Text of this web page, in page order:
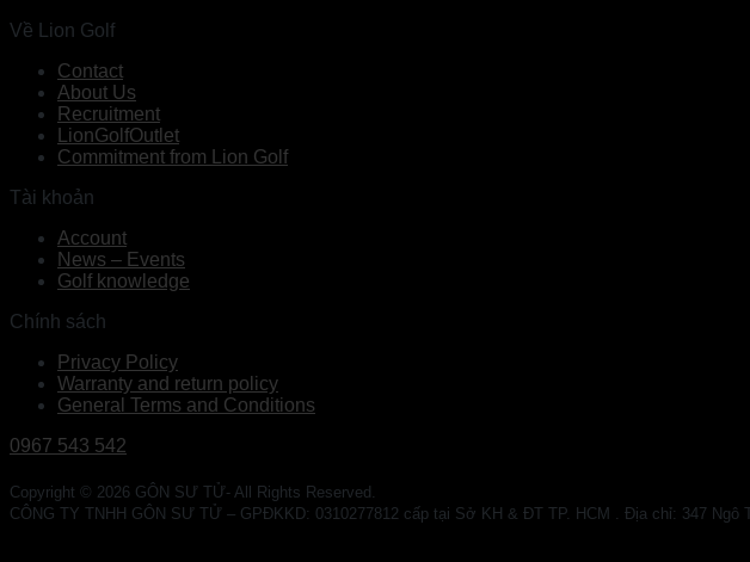
Về Lion Golf
Contact
About Us
Recruitment
LionGolfOutlet
Commitment from Lion Golf
Tài khoản
Account
News – Events
Golf knowledge
Chính sách
Privacy Policy
Warranty and return policy
General Terms and Conditions
0967 543 542
Copyright © 2026 GÔN SƯ TỬ- All Rights Reserved.
CÔNG TY TNHH GÔN SƯ TỬ – GPĐKKD: 0310277812 cấp tại Sở KH & ĐT TP. HCM . Địa chỉ: 347